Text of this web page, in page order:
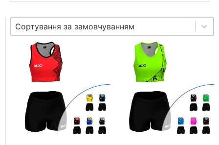
Sort
Sort content
Сортування за замовчуванням
Sort content